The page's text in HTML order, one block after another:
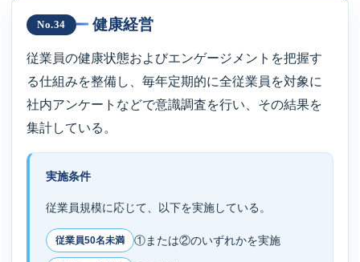
No.34 健康経営
従業員の健康状態およびエンゲージメントを把握す
る仕組みを整備し、毎年定期的に全従業員を対象に
社内アンケートなどで意識調査を行い、その結果を
集計している。
実施条件
従業員規模に応じて、以下を実施している。
従業員50名未満 ①または②のいずれかを実施